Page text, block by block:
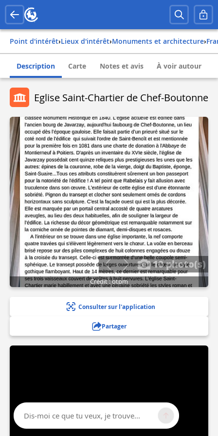
Point d'intérêt› Lieux d'intérêt› Monuments et architecture›
Description Carte Notes et avis À voir autour
Eglise Saint-Chartier de Chef-Boutonne
10 photo(s)
Crédit : otpm
Consulter sur l'application
Partager
Dis-moi ce que tu veux, je trouve...